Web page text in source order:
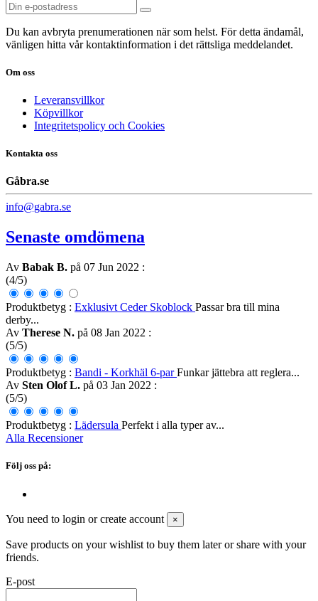
Du kan avbryta prenumerationen när som helst. För detta ändamål,
vänligen hitta vår kontaktinformation i det rättsliga meddelandet.
Om oss
Leveransvillkor
Köpvillkor
Integritetspolicy och Cookies
Kontakta oss
Gåbra.se
info@gabra.se
Senaste omdömena
Av Babak B. på 07 Jun 2022 :
(4/5)
Produktbetyg : Exklusivt Ceder Skoblock Passar bra till mina
derby...
Av Therese N. på 08 Jan 2022 :
(5/5)
Produktbetyg : Bandi - Korkhäl 6-parFunkar jättebra att reglera...
Av Sten Olof L. på 03 Jan 2022 :
(5/5)
Produktbetyg : Lädersula Perfekt i alla typer av...
Alla Recensioner
Följ oss på:
You need to login or create account ×
Save products on your wishlist to buy them later or share with your
friends.
E-post